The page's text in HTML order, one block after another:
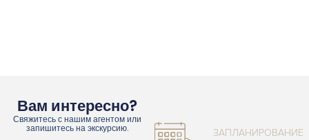
Вам интересно?
Свяжитесь с нашим агентом или
запишитесь на экскурсию.
ЗАПЛАНИРОВАНИЕ